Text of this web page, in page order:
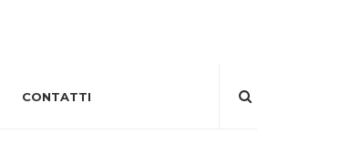
CONTATTI